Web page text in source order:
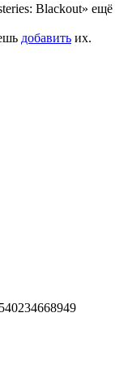
Blackout» ещё
добавить их.